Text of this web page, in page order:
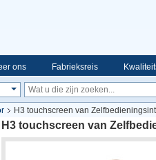
ons Fabrieksreis
H3 touchscreen van
H3 touchscreen van